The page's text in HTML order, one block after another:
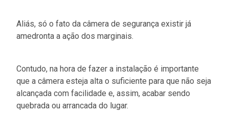
Aliás, só o fato da câmera de segurança existir já
amedronta a ação dos marginais.
Contudo, na hora de fazer a instalação é importante
que a câmera esteja alta o suficiente para que não seja
alcançada com facilidade e, assim, acabar sendo
quebrada ou arrancada do lugar.